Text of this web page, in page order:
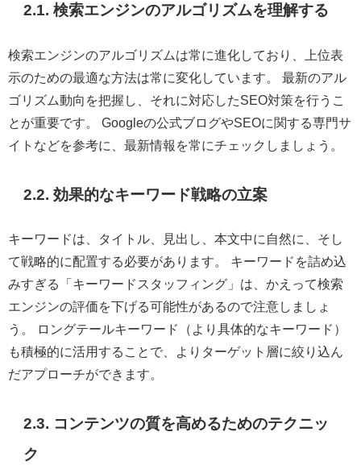
2.1. 検索エンジンのアルゴリズムを理解する
検索エンジンのアルゴリズムは常に進化しており、上位表
示のための最適な方法は常に変化しています。 最新のアル
ゴリズム動向を把握し、それに対応したSEO対策を行うこ
とが重要です。 Googleの公式ブログやSEOに関する専門サ
イトなどを参考に、最新情報を常にチェックしましょう。
2.2. 効果的なキーワード戦略の立案
キーワードは、タイトル、見出し、本文中に自然に、そし
て戦略的に配置する必要があります。 キーワードを詰め込
みすぎる「キーワードスタッフィング」は、かえって検索
エンジンの評価を下げる可能性があるので注意しましょ
う。 ロングテールキーワード（より具体的なキーワード）
も積極的に活用することで、よりターゲット層に絞り込ん
だアプローチができます。
2.3. コンテンツの質を高めるためのテクニッ
ク